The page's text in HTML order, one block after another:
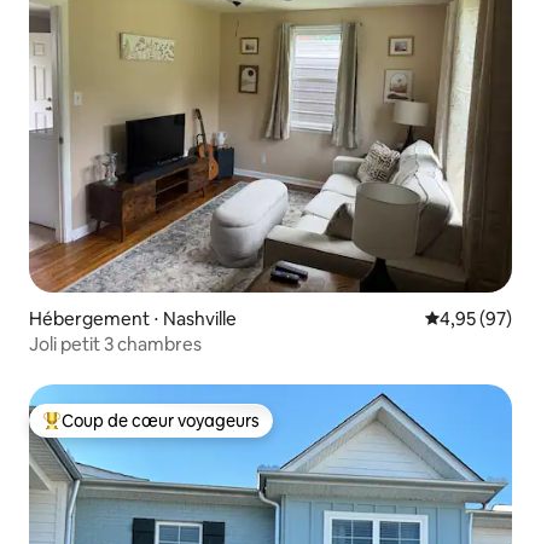
Hébergement ⋅ Nashville Évaluation
4,95 (97)
Joli petit 3 chambres
Coups de cœur voyageurs les plus appréciés
Coup de cœur voyageurs